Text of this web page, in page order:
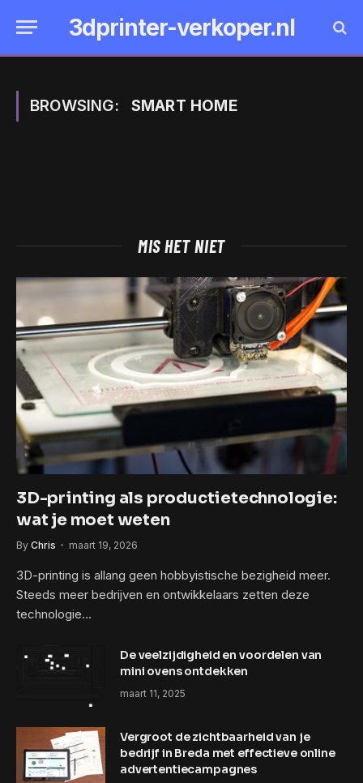
3dprinter-verkoper.nl
BROWSING: SMART HOME
MIS HET NIET
3D-printing als productietechnologie:
wat je moet weten
By Chris maart 19, 2026
3D-printing is allang geen hobbyistische bezigheid meer.
Steeds meer bedrijven en ontwikkelaars zetten deze
technologie…
De veelzijdigheid en voordelen van
mini ovens ontdekken
maart 11, 2025
Vergroot de zichtbaarheid van je
bedrijf in Breda met effectieve online
advertentiecampagnes